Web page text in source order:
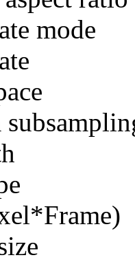
rate
rate :
:
type :
size :